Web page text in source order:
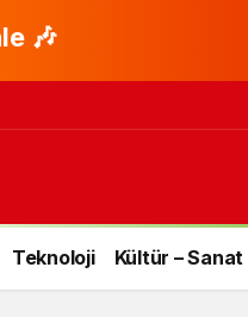
🎶
Teknoloji Kültür – Sanat